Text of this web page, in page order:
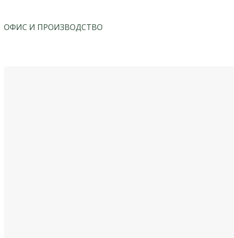
ОФИС И ПРОИЗВОДСТВО